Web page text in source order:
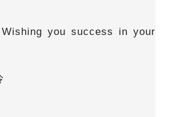
you success in your